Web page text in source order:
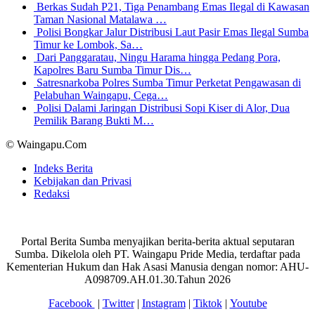
Berkas Sudah P21, Tiga Penambang Emas Ilegal di Kawasan
Taman Nasional Matalawa …
Polisi Bongkar Jalur Distribusi Laut Pasir Emas Ilegal Sumba
Timur ke Lombok, Sa…
Dari Panggaratau, Ningu Harama hingga Pedang Pora,
Kapolres Baru Sumba Timur Dis…
Satresnarkoba Polres Sumba Timur Perketat Pengawasan di
Pelabuhan Waingapu, Cega…
Polisi Dalami Jaringan Distribusi Sopi Kiser di Alor, Dua
Pemilik Barang Bukti M…
© Waingapu.Com
Indeks Berita
Kebijakan dan Privasi
Redaksi
Portal Berita Sumba menyajikan berita-berita aktual seputaran
Sumba. Dikelola oleh PT. Waingapu Pride Media, terdaftar pada
Kementerian Hukum dan Hak Asasi Manusia dengan nomor: AHU-
A098709.AH.01.30.Tahun 2026
Facebook | Twitter| Instagram| Tiktok| Youtube